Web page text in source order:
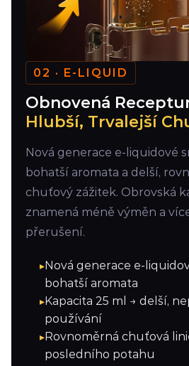
02 · E-LIQUID
Obnovená
Hlubší, Trvalejší
Nová generace e-liquidové
bohatší aromata a delší,
chuťový zážitek. Obrovská
znamená méně výměn a
přerušení.
Nová generace e-
bohatší aromata
Kapacita 25 ml → delší,
používání
Rovnoměrná chuťová
posledního potahu